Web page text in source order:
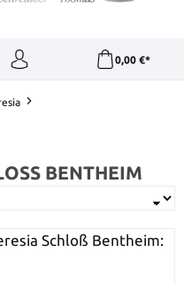
0,00 €*
BENTHEIM